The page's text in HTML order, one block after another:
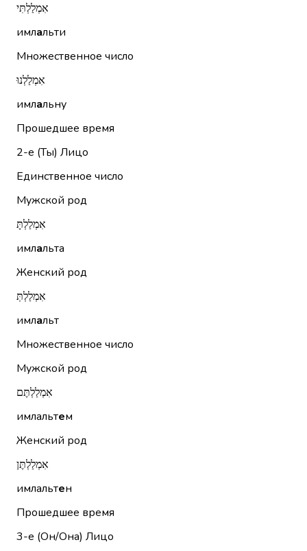
אִמְלַלְתִּי
имлальти
Множественное число
אִמְלַלְנוּ
имлальну
Прошедшее время
2-е (Ты) Лицо
Единственное число
Мужской род
אִמְלַלְתָּ
имлальта
Женский род
אִמְלַלְתְּ
имлальт
Множественное число
Мужской род
אִמְלַלְתֶּם
имлальтем
Женский род
אִמְלַלְתֶּן
имлальтен
Прошедшее время
3-е (Он/Она) Лицо